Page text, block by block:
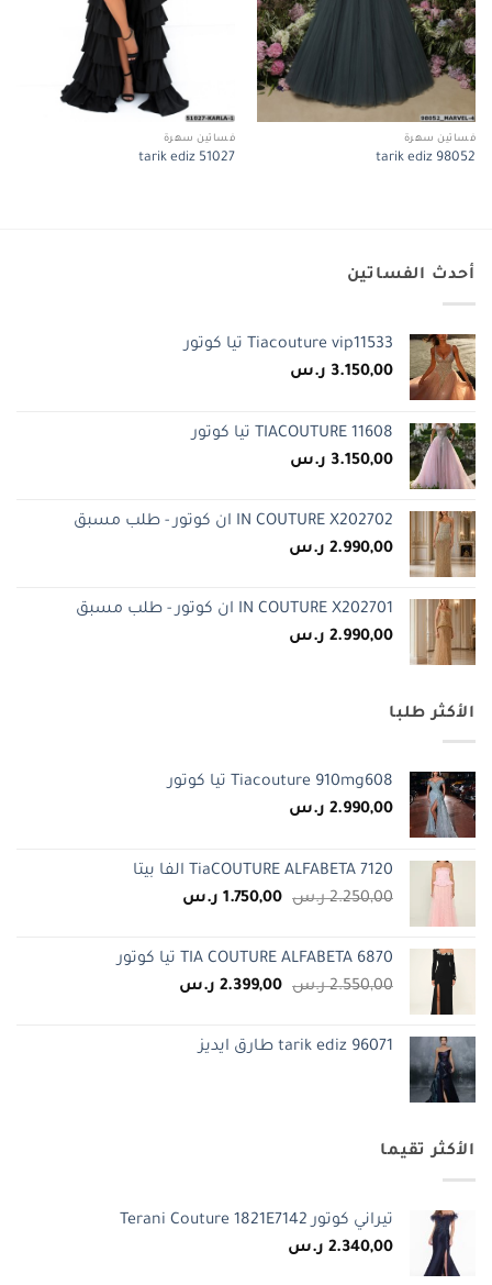
فساتين سهرة
tarik ediz 98052
فساتين سهرة
tarik ediz 51027
أحدث الفساتين
Tiacouture vip11533 تيا كوتور
3.150,00 ر.س
TIACOUTURE 11608 تيا كوتور
3.150,00 ر.س
IN COUTURE X202702 ان كوتور - طلب مسبق
2.990,00 ر.س
IN COUTURE X202701 ان كوتور - طلب مسبق
2.990,00 ر.س
الأكثر طلبا
Tiacouture 910mg608 تيا كوتور
2.990,00 ر.س
TiaCOUTURE ALFABETA 7120 الفا بيتا
2.250,00 ر.س السعر
2.250,00 ر.س.
1.750,00 ر.سالسعر
1.750,00 ر.س.TIA COUTURE ALFABETA 6870 تيا كوتور
2.550,00 ر.س السعر
2.550,00 ر.س.
2.399,00 ر.سالسعر
tarik ediz 96071 طارق ايديز
الأكثر تقيما
تيراني كوتور Terani Couture 1821E7142
2.340,00 ر.س